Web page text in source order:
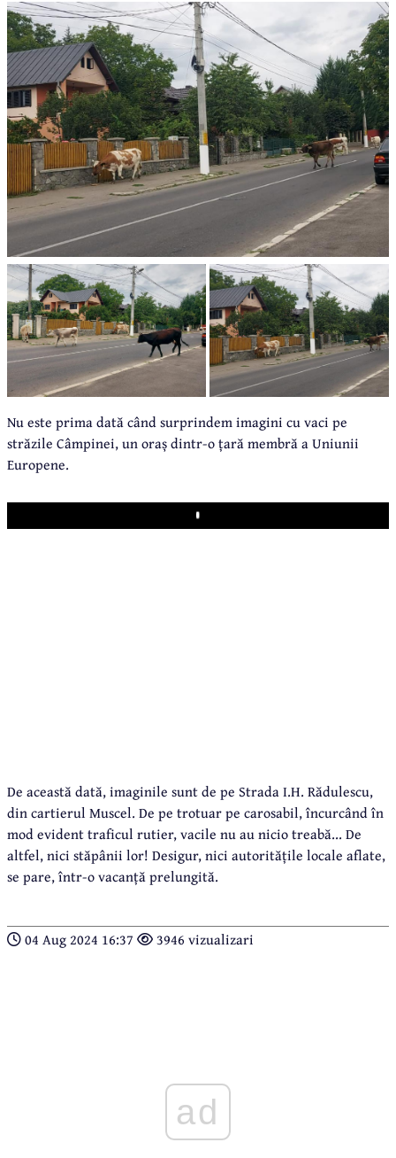
Nu este prima dată când surprindem imagini cu vaci pe
străzile Câmpinei, un oraș dintr-o țară membră a Uniunii
Europene.
Play
De această dată, imaginile sunt de pe Strada I.H. Rădulescu,
din cartierul Muscel. De pe trotuar pe carosabil, încurcând în
mod evident traficul rutier, vacile nu au nicio treabă... De
altfel, nici stăpânii lor! Desigur, nici autoritățile locale aflate,
se pare, într-o vacanță prelungită.
04 Aug 2024 16:37 3946 vizualizari
ad